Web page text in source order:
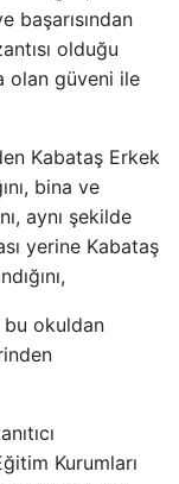
başarısından
olduğu
olan güveni ile
Kabataş Erkek
bina ve
aynı şekilde
yerine Kabataş
bu okuldan
Kurumları